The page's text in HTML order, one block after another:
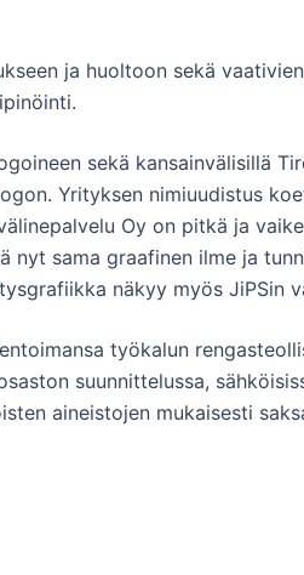
ja huoltoon sekä
sekä kansainvälisillä
Yrityksen nimiuudistus
Oy on pitkä ja
sama graafinen ilme ja
näkyy myös JiPSin
työkalun
suunnittelussa,
aineistojen mukaisesti